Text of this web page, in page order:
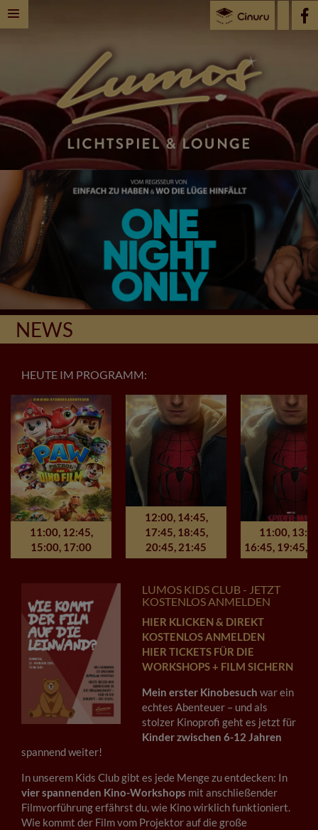
NEWS
HEUTE IM PROGRAMM:
11:00, 12:45,
15:00, 17:00
12:00, 14:45,
17:45, 18:45,
20:45, 21:45
11:00,
16:45, 19:45,
LUMOS KIDS CLUB - JETZT
KOSTENLOS ANMELDEN
HIER KLICKEN & DIREKT
KOSTENLOS ANMELDEN
HIER TICKETS FÜR DIE
WORKSHOPS + FILM SICHERN
Mein erster Kinobesuch war ein
echtes Abenteuer – und als
stolzer Kinoprofi geht es jetzt für
Kinder zwischen 6-12 Jahren
spannend weiter!
In unserem Kids Club gibt es jede Menge zu entdecken: In
vier spannenden Kino-Workshops mit anschließender
Filmvorführung erfährst du, wie Kino wirklich funktioniert.
Wie kommt der Film vom Projektor auf die große